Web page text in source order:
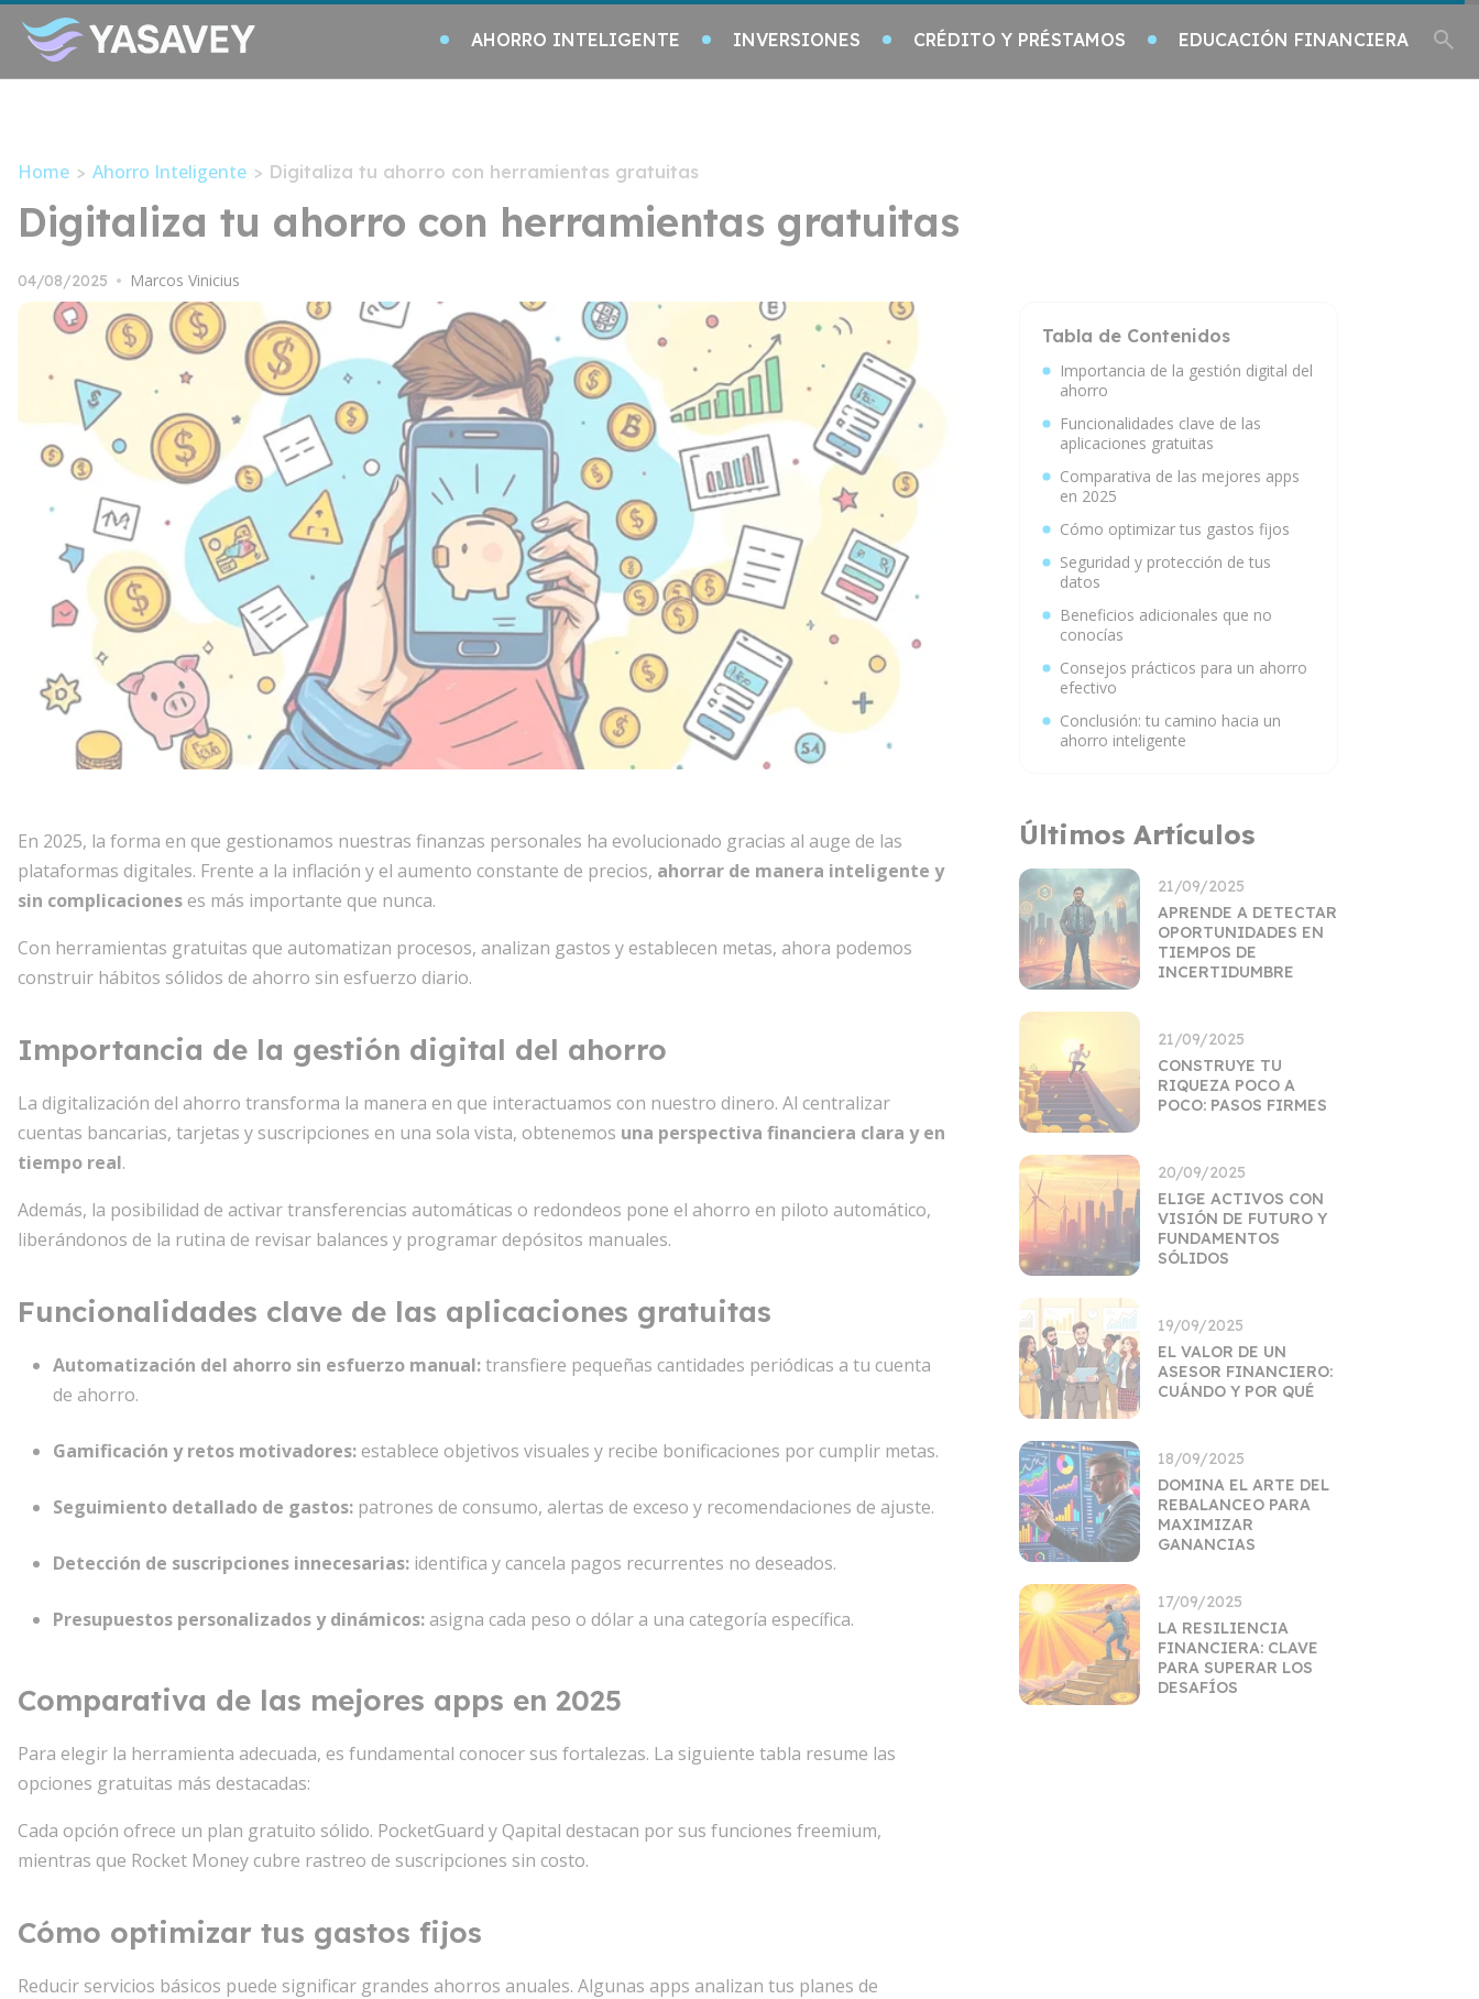
AHORRO INTELIGENTE INVERSIONES CRÉDITO Y PRÉSTAMOS EDUCACIÓN FINANCIERA
Home > Ahorro Inteligente > Digitaliza tu ahorro con herramientas gratuitas
Digitaliza tu ahorro con herramientas gratuitas
04/08/2025 • Marcos Vinicius
En 2025, la forma en que gestionamos nuestras finanzas personales ha evolucionado gracias al auge de las
plataformas digitales. Frente a la inflación y el aumento constante de precios, ahorrar de manera inteligente y
sin complicacioneses más importante que nunca.
Con herramientas gratuitas que automatizan procesos, analizan gastos y establecen metas, ahora podemos
construir hábitos sólidos de ahorro sin esfuerzo diario.
Importancia de la gestión digital del ahorro
La digitalización del ahorro transforma la manera en que interactuamos con nuestro dinero. Al centralizar
cuentas bancarias, tarjetas y suscripciones en una sola vista, obtenemos una perspectiva financiera clara y en
tiempo real.
Además, la posibilidad de activar transferencias automáticas o redondeos pone el ahorro en piloto automático,
liberándonos de la rutina de revisar balances y programar depósitos manuales.
Funcionalidades clave de las aplicaciones gratuitas
Automatización del ahorro sin esfuerzo manual:transfiere pequeñas cantidades periódicas a tu cuenta
de ahorro.
Gamificación y retos motivadores:establece objetivos visuales y recibe bonificaciones por cumplir metas.
Seguimiento detallado de gastos: patrones de consumo, alertas de exceso y recomendaciones de ajuste.
Detección de suscripciones innecesarias: identifica y cancela pagos recurrentes no deseados.
Presupuestos personalizados y dinámicos: asigna cada peso o dólar a una categoría específica.
Comparativa de las mejores apps en 2025
Para elegir la herramienta adecuada, es fundamental conocer sus fortalezas. La siguiente tabla resume las
opciones gratuitas más destacadas:
Cada opción ofrece un plan gratuito sólido. PocketGuard y Qapital destacan por sus funciones freemium,
mientras que Rocket Money cubre rastreo de suscripciones sin costo.
Cómo optimizar tus gastos fijos
Reducir servicios básicos puede significar grandes ahorros anuales. Algunas apps analizan tus planes de
Tabla de Contenidos
Importancia de la gestión digital del
ahorro
Funcionalidades clave de las
aplicaciones gratuitas
Comparativa de las mejores apps
en 2025
Cómo optimizar tus gastos fijos
Seguridad y protección de tus
datos
Beneficios adicionales que no
conocías
Consejos prácticos para un ahorro
efectivo
Conclusión: tu camino hacia un
ahorro inteligente
Últimos Artículos
21/09/2025
APRENDE A DETECTAR
OPORTUNIDADES EN
TIEMPOS DE
INCERTIDUMBRE
21/09/2025
CONSTRUYE TU
RIQUEZA POCO A
POCO: PASOS FIRMES
20/09/2025
ELIGE ACTIVOS CON
VISIÓN DE FUTURO Y
FUNDAMENTOS
SÓLIDOS
19/09/2025
EL VALOR DE UN
ASESOR FINANCIERO:
CUÁNDO Y POR QUÉ
18/09/2025
DOMINA EL ARTE DEL
REBALANCEO PARA
MAXIMIZAR
GANANCIAS
17/09/2025
LA RESILIENCIA
FINANCIERA: CLAVE
PARA SUPERAR LOS
DESAFÍOS